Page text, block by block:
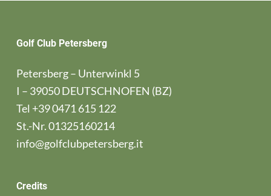
Golf Club Petersberg
Petersberg – Unterwinkl 5
I – 39050 DEUTSCHNOFEN (BZ)
Tel +39 0471 615 122
St.-Nr. 01325160214
info@golfclubpetersberg.it
Credits